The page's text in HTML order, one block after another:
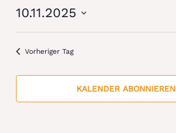
10.11.2025
Vorheriger Tag
KALENDER ABONNIEREN